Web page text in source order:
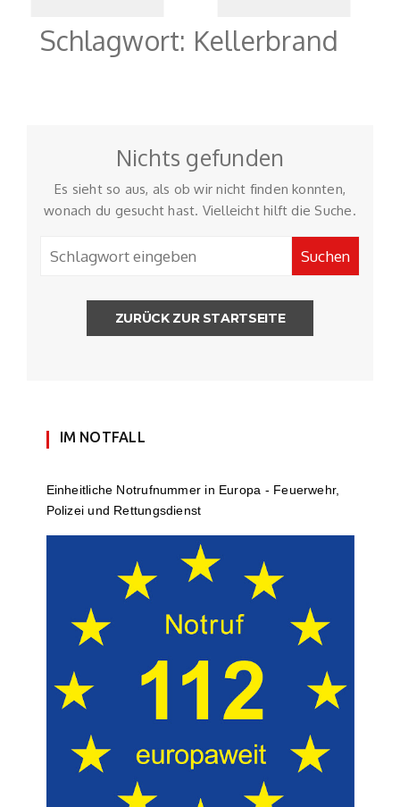
Schlagwort: Kellerbrand
Nichts gefunden
Es sieht so aus, als ob wir nicht finden konnten,
wonach du gesucht hast. Vielleicht hilft die Suche.
ZURÜCK ZUR STARTSEITE
IM NOTFALL
Einheit­li­che Notruf­num­mer in Europa - Feuerwehr,
Polizei und Rettungs­dienst